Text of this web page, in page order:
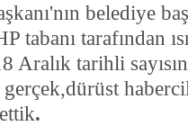
belediye
tabanı tarafından
Aralık tarihli
.